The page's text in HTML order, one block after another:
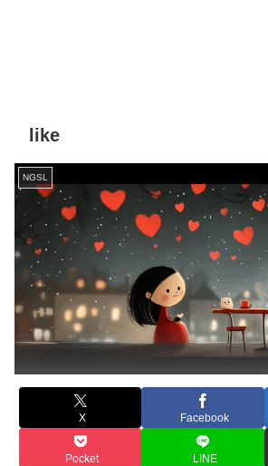
like
NGSL
X Facebook
Pocket LINE